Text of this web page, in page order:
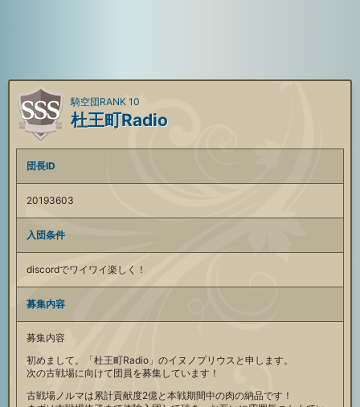
杜王町Radio
騎空団RANK 10
団長ID
20193603
入団条件
discordでワイワイ楽しく！
募集内容
募集内容
初めまして。「杜王町Radio」のイヌノプリウスと申します。
次の古戦場に向けて団員を募集しています！
古戦場ノルマは累計貢献度2億と本戦期間中の肉の納品です！